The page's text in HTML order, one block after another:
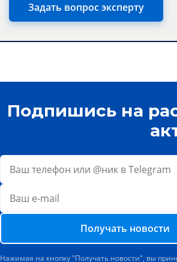
Задать вопрос эксперту
Подпишись на
Получать новости
Нажимая на кнопку "Получать новости", вы